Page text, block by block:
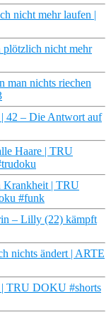
nicht mehr laufen |
plötzlich nicht mehr
man nichts riechen
| 42 – Die Antwort auf
Haare | TRU
Krankheit | TRU
#funk
– Lilly (22) kämpft
nichts ändert | ARTE
| TRU DOKU #shorts